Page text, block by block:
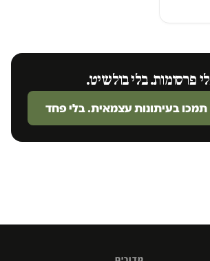
פרסומות. בלי בולשיט.
תמכו בעיתונות עצמאית. בלי פחד
מדורים